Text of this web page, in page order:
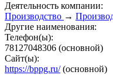
Деятельность компании:
Производство →
Другие наименования:
Телефон(ы):
78127048306 (основной)
Сайт(ы):
https://bppg.ru/(основной)